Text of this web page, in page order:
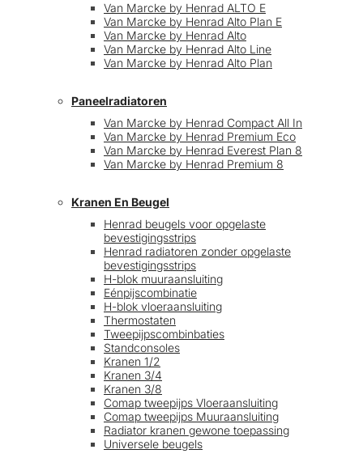
Van Marcke by Henrad ALTO E
Van Marcke by Henrad Alto Plan E
Van Marcke by Henrad Alto
Van Marcke by Henrad Alto Line
Van Marcke by Henrad Alto Plan
Paneelradiatoren
Van Marcke by Henrad Compact All In
Van Marcke by Henrad Premium Eco
Van Marcke by Henrad Everest Plan 8
Van Marcke by Henrad Premium 8
Kranen En Beugel
Henrad beugels voor opgelaste
bevestigingsstrips
Henrad radiatoren zonder opgelaste
bevestigingsstrips
H-blok muuraansluiting
Eénpijscombinatie
H-blok vloeraansluiting
Thermostaten
Tweepijpscombinbaties
Standconsoles
Kranen 1/2
Kranen 3/4
Kranen 3/8
Comap tweepijps Vloeraansluiting
Comap tweepijps Muuraansluiting
Radiator kranen gewone toepassing
Universele beugels